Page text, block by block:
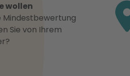
wollen
Mindestbewertung
Sie von Ihrem